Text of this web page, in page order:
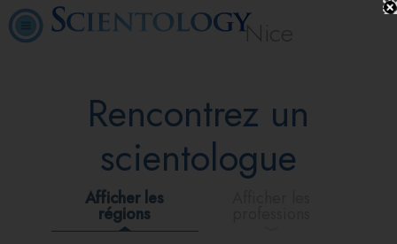
Nice
Rencontrez un
scientologue
Afficher les
régions